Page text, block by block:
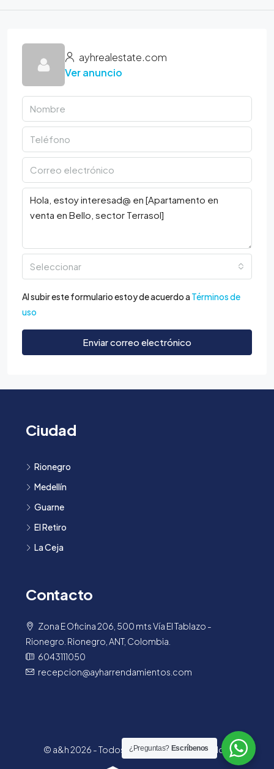
ayhrealestate.com
Ver anuncio
Seleccionar
Al subir este formulario estoy de acuerdo a Términos de
uso
Enviar correo electrónico
Ciudad
Rionegro
Medellín
Guarne
El Retiro
La Ceja
Contacto
Zona E Oficina 206, 500 mts Vía El Tablazo -
Rionegro. Rionegro, ANT, Colombia.
6043111050
recepcion@ayharrendamientos.com
© a&h 2026 - Todos los derechos reservados.
¿Preguntas? Escríbenos